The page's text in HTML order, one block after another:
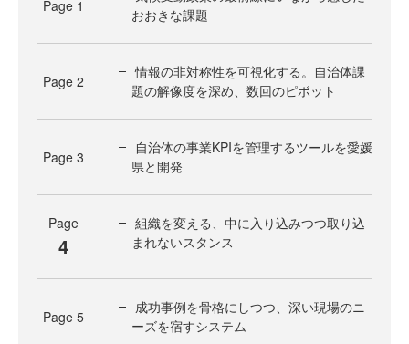
Page 1
おおきな課題
Page 2
情報の非対称性を可視化する。自治体課
題の解像度を深め、数回のピボット
Page 3
自治体の事業KPIを管理するツールを愛媛
県と開発
Page
4
組織を変える、中に入り込みつつ取り込
まれないスタンス
Page 5
成功事例を骨格にしつつ、深い現場のニ
ーズを宿すシステム